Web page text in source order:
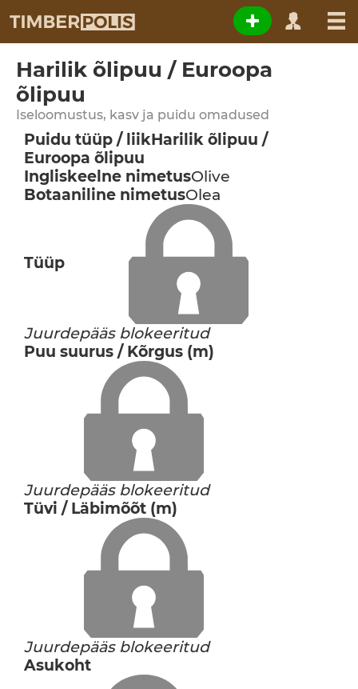
Harilik õlipuu / Euroopa
õlipuu
Iseloomustus, kasv ja puidu omadused
Puidu tüüp / liikHarilik õlipuu /
Euroopa õlipuu
Ingliskeelne nimetusOlive
Botaaniline nimetusOlea
Tüüp
Juurdepääs blokeeritud
Puu suurus / Kõrgus (m)
Juurdepääs blokeeritud
Tüvi / Läbimõõt (m)
Juurdepääs blokeeritud
Asukoht